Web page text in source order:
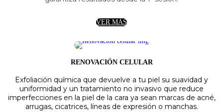
VER MÁS
RENOVACIÓN CELULAR
Exfoliación química que devuelve a tu piel su suavidad y
uniformidad y un tratamiento no invasivo que reduce
imperfecciones en la piel de la cara ya sean marcas de acné,
arrugas, cicatrices, líneas de expresión o manchas.